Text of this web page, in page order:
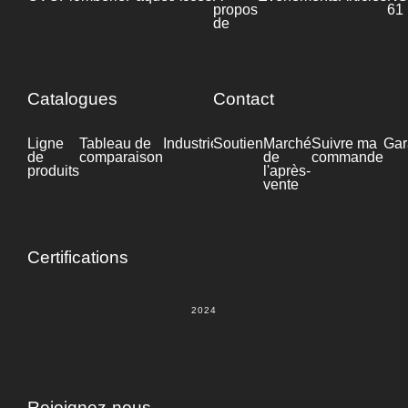
propos
de
61
Catalogues
Ligne
de
produits
Tableau de
comparaison
IndustrieFiche
technique
Contact
SoutienMarché
de
l'après-
vente
Suivre ma
commande
Certifications
2024